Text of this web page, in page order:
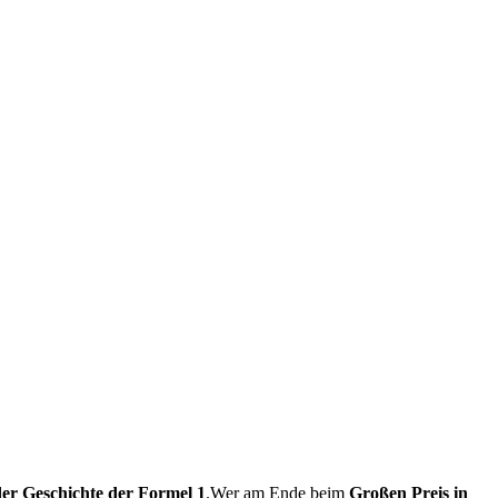
Geschichte der Formel 1.Wer am Ende beim Großen Preis in